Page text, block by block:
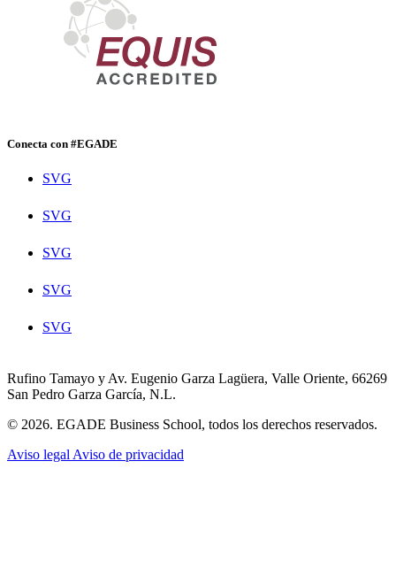
Conecta con #EGADE
SVG
SVG
SVG
SVG
SVG
Rufino Tamayo y Av. Eugenio Garza Lagüera, Valle Oriente, 66269
San Pedro Garza García, N.L.
© 2026. EGADE Business School, todos los derechos reservados.
Aviso legalAviso de privacidad